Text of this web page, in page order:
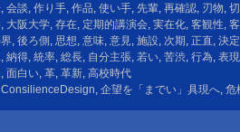
, 会談, 作り手, 作品, 使い手, 先輩, 再確認, 刃物,
, 大阪大学, 存在, 定期的講演会, 実在化, 客観性,
, 後ろ側 , 思想, 意味, 意見, 施設, 次期, 正直, 決定
, 納得, 統率, 総長, 自分主張, 若い, 苦渋, 行為, 表現
, 面白い, 革, 革新, 高校時代
ConsilienceDesign, 企望を「までい」具現へ, 危